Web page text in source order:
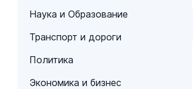
Наука и Образование
Транспорт и дороги
Политика
Экономика и бизнес